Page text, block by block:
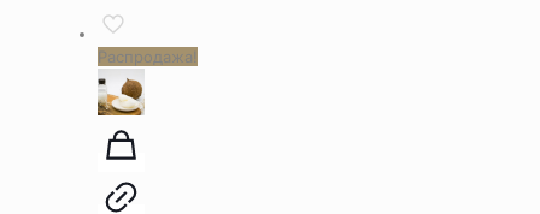
Распродажа!